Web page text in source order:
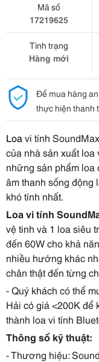
Mã số
17219625
Tình trạng
Hàng mới
Để mua hàng
thực hiện thanh
Loa vi tính
của nhà sản xuất loa
những sản phẩm
âm thanh sống động
khó tính nhất.
Loa vi tính
vệ tinh và 1 loa siêu
đến 60W cho khả
nhiều hướng khác
chân thật đến từng
- Quý khách có thể
Hải có giá <200K để
thành loa vi tính
Thông số kỹ thuật:
- Thương hiệu: